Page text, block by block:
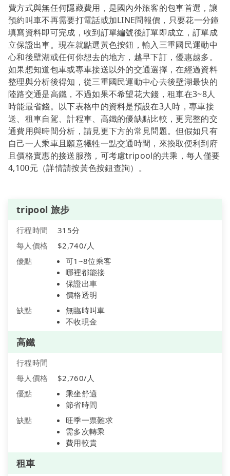
費方式與無任何隱藏費用，是國內外旅客的包車首選，讓
預約叫車不再需要打電話或加LINE問報價，只要花一分鐘
填寫資料即可完成，收到訂單編號後訂單即成立，訂單成
立保證出車。現在就點選黃色按鈕，輸入三重國民運動中
心和後壁湖或任何你想去的地方，越早下訂，優惠越多。
如果想知道包車或專車接送以外的交通選擇，在經過資料
整理與分析後得知，從三重國民運動中心去後壁湖最快的
陸路交通是高鐵，不過如果不希望花大錢，租車在3~8人
時能最省錢。以下表格中的資料是預設在3人時，專車接
送、租車自駕、計程車、高鐵的優缺點比較，更完整的交
通費用與時間分析，請見更下方的常見問題。但假如只有
自己一人乘車且願意犧牲一點交通時間，來換取便利到府
且價格實惠的接送服務，可考慮tripool的共乘，每人僅要
4,100元（詳情請按黃色按鈕查詢）。
tripool 旅步
行程時間
315分
每人價格
$2,740/人
優點
可1~8位乘客
哪裡都能接
保證出車
價格透明
缺點
無臨時叫車
不收現金
高鐵
行程時間
每人價格
$2,760/人
優點
乘坐舒適
節省時間
缺點
旺季一票難求
需多次轉乘
費用較貴
租車